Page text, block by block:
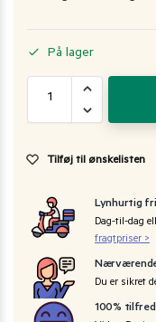
På lager
Tilføj til ønskelisten
Lynhurtig
Dag-til-dag
fragtpriser >
Du er sikret
100%